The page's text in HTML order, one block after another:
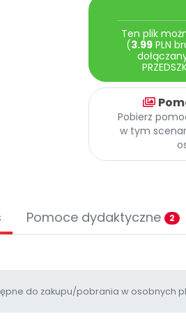
Ten plik
(3.99PLN
Pobierz
w tym
Pomoce dydaktyczne 2
do zakupu/pobrania w osobnych